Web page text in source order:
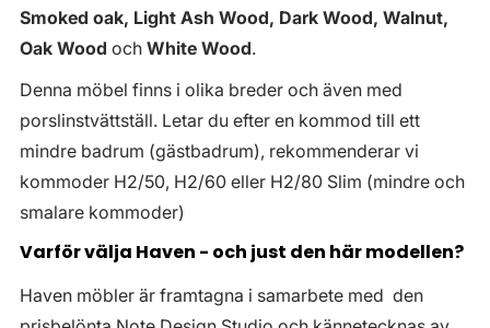
Smoked oak, Light Ash Wood, Dark Wood, Walnut,
Oak Wood och White Wood.
Denna möbel finns i olika breder och även med
porslinstvättställ. Letar du efter en kommod till ett
mindre badrum (gästbadrum), rekommenderar vi
kommoder H2/50, H2/60 eller H2/80 Slim (mindre och
smalare kommoder)
Varför välja Haven - och just den här modellen?
Haven möbler är framtagna i samarbete med den